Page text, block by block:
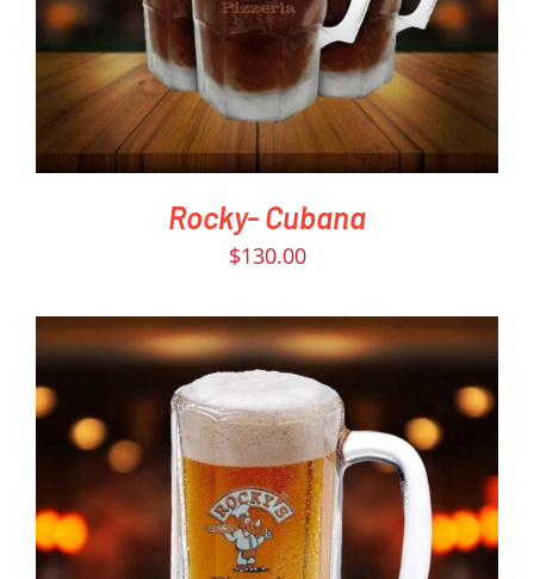
Rocky- Cubana
$130.00
PEDIR AHORA
/
DETAILS